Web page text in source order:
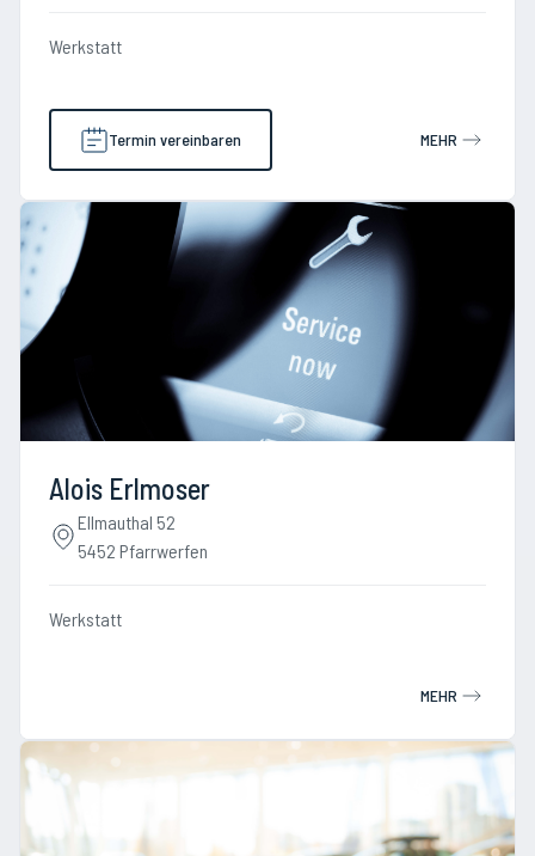
Werkstatt
Termin vereinbaren MEHR
Alois Erlmoser
Ellmauthal 52
5452 Pfarrwerfen
Werkstatt
MEHR